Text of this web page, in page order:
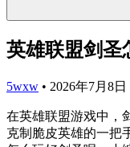
英雄联盟剑圣
5wxw • 2026年7月8日
在英雄联盟游戏中，
克制脆皮英雄的一把